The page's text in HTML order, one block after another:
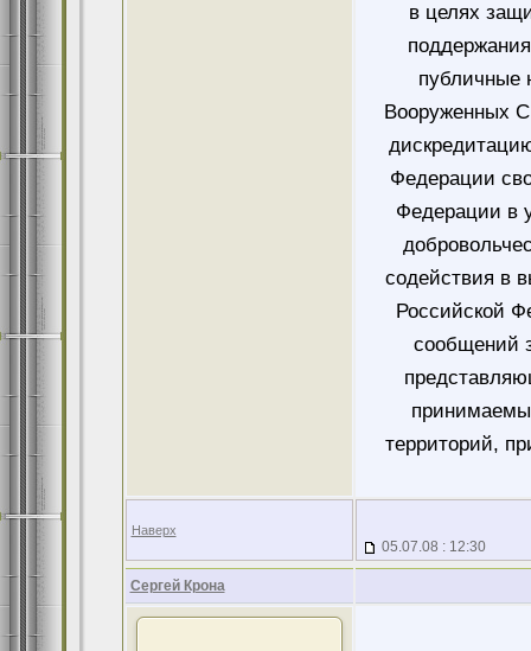
в целях
публичные
Вооруженных
Федерации
Федерации в
содействия в
Российской
сообщений
территорий,
Наверх
05.07.08 : 12:30
Сергей Крона